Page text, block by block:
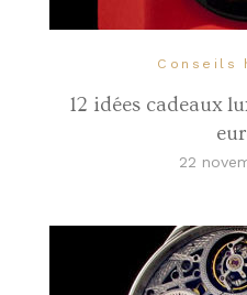
Conseils
12 idées cadeaux
22